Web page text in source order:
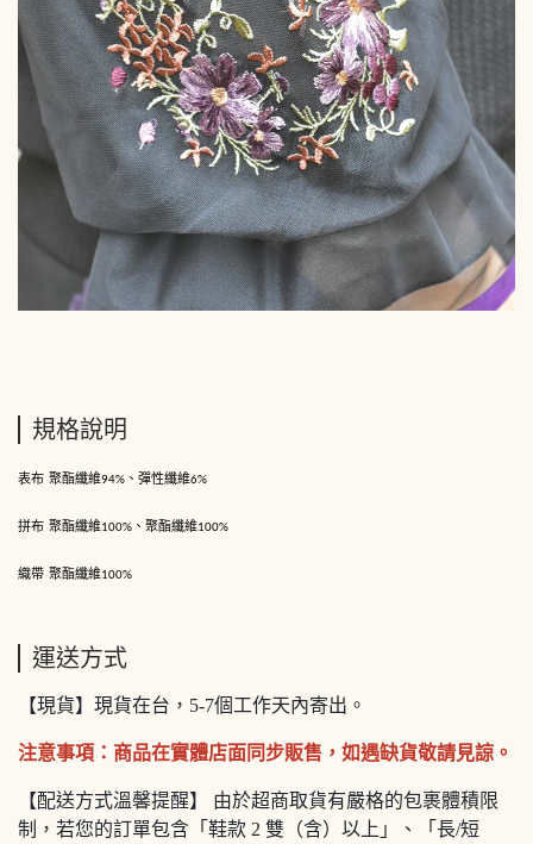
規格說明
表布 聚酯纖維94% 、彈性纖維6%
拼布 聚酯纖維100% 、聚酯纖維100%
織帶 聚酯纖維100%
運送方式
【現貨】現貨在台，5-7個工作天內寄出。
注意事項：商品在實體店面同步販售，如遇缺貨敬請見諒。
【配送方式溫馨提醒】 由於超商取貨有嚴格的包裹體積限
制，若您的訂單包含「鞋款 2 雙（含）以上」、「長/短